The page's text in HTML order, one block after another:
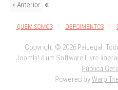
< Anterior
QUEM SOMOS DEPOIMENTOS
Copyright © 2026 PaiLegal.
Joomla! é um Software Livre
Pública
Powered byWarp